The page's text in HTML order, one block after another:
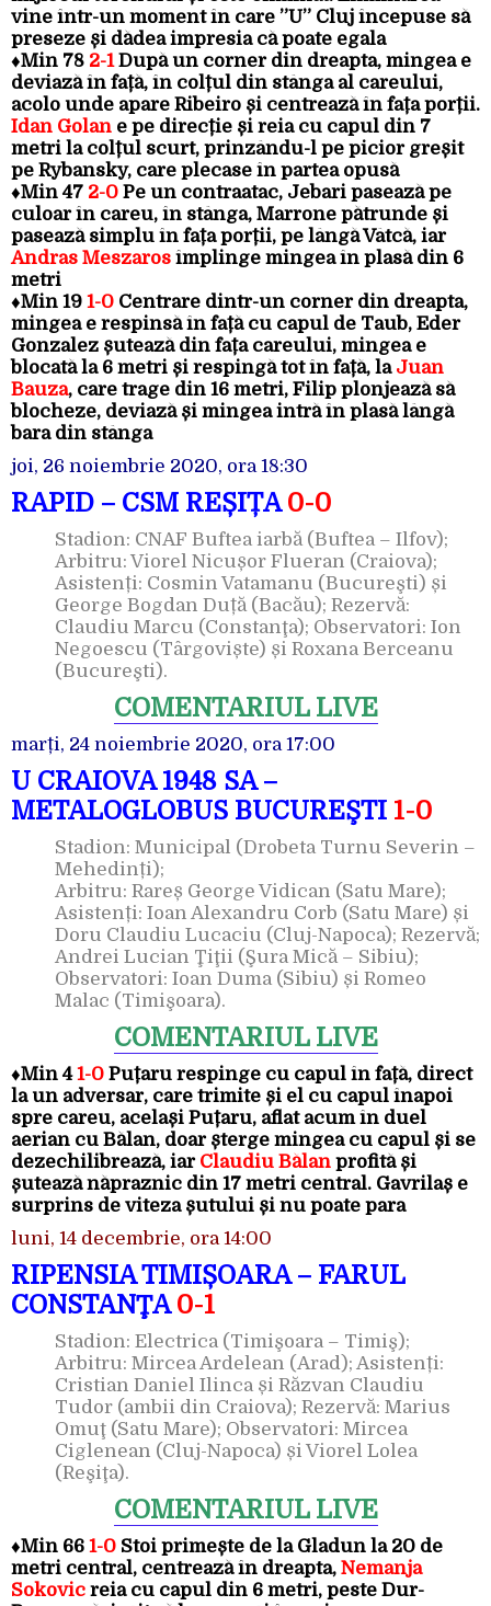
vine într-un moment în care ”U” Cluj începuse să
preseze și dădea impresia că poate egala
♦Min 78 2-1După un corner din dreapta, mingea e
deviază în față, în colțul din stânga al careului,
acolo unde apare Ribeiro și centrează în fața porții.
Idan Golan e pe direcție și reia cu capul din 7
metri la colțul scurt, prinzându-l pe picior greșit
pe Rybansky, care plecase în partea opusă
♦Min 47 2-0 Pe un contraatac, Jebari pasează pe
culoar în careu, în stânga, Marrone pătrunde și
pasează simplu în fața porții, pe lângă Vâtcă, iar
Andras Meszaros împlinge mingea în plasă din 6
metri
♦Min 19 1-0 Centrare dintr-un corner din dreapta,
mingea e respinsă în față cu capul de Taub, Eder
Gonzalez șutează din fața careului, mingea e
blocată la 6 metri și respingă tot în față, laJuan
Bauza, care trage din 16 metri, Filip plonjează să
blocheze, deviază și mingea intră în plasă lângă
bara din stânga
joi, 26 noiembrie 2020, ora 18:30
RAPID – CSM REȘIȚA0-0
Stadion: CNAF Buftea iarbă (Buftea – Ilfov);
Arbitru: Viorel Nicușor Flueran (Craiova);
Asistenți: Cosmin Vatamanu (Bucureşti) și
George Bogdan Duță (Bacău); Rezervă:
Claudiu Marcu (Constanţa); Observatori: Ion
Negoescu (Târgoviște) și Roxana Berceanu
(Bucureşti).
COMENTARIUL LIVE
marți, 24 noiembrie 2020, ora 17:00
U CRAIOVA 1948 SA –
METALOGLOBUS BUCUREŞTI 1-0
Stadion: Municipal (Drobeta Turnu Severin –
Mehedinți);
Arbitru: Rareș George Vidican (Satu Mare);
Asistenți: Ioan Alexandru Corb (Satu Mare) și
Doru Claudiu Lucaciu (Cluj-Napoca); Rezervă;
Andrei Lucian Ţiţii (Şura Mică – Sibiu);
Observatori: Ioan Duma (Sibiu) și Romeo
Malac (Timişoara).
COMENTARIUL LIVE
♦Min 41-0 Puțaru respinge cu capul în față, direct
la un adversar, care trimite și el cu capul înapoi
spre careu, același Puțaru, aflat acum în duel
aerian cu Bălan, doar șterge mingea cu capul și se
dezechilibrează, iar Claudiu Bălan profită și
șutează năpraznic din 17 metri central. Gavrilaș e
surprins de viteza șutului și nu poate para
luni, 14 decembrie, ora 14:00
RIPENSIA TIMIȘOARA – FARUL
CONSTANŢA 0-1
Stadion: Electrica (Timişoara – Timiş);
Arbitru: Mircea Ardelean (Arad); Asistenți:
Cristian Daniel Ilinca și Răzvan Claudiu
Tudor (ambii din Craiova); Rezervă: Marius
Omuţ (Satu Mare); Observatori: Mircea
Ciglenean (Cluj-Napoca) și Viorel Lolea
(Reşiţa).
COMENTARIUL LIVE
♦Min 66 1-0 Stoi primește de la Gladun la 20 de
metri central, centrează în dreapta, Nemanja
Sokovic reia cu capul din 6 metri, peste Dur-